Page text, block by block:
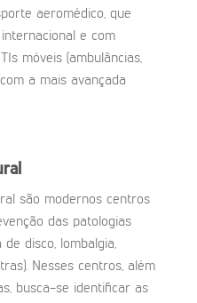
aeromédico, que
e com
móveis (ambulâncias,
a mais avançada
são modernos centros
das patologias
disco, lombalgia,
Nesses centros, além
busca-se identificar as